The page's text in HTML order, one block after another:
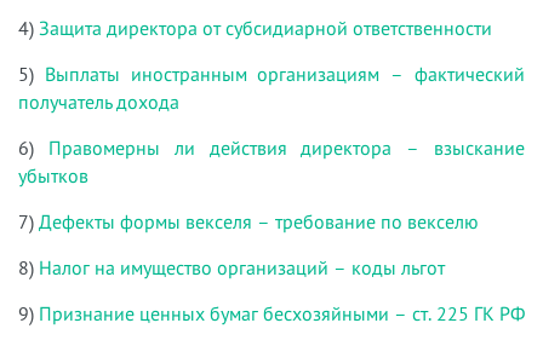
4) Защита директора от субсидиарной ответственности
5) Выплаты иностранным организациям – фактический
получатель дохода
6) Правомерны ли действия директора – взыскание
убытков
7) Дефекты формы векселя – требование по векселю
8) Налог на имущество организаций – коды льгот
9) Признание ценных бумаг бесхозяйными – ст. 225 ГК РФ